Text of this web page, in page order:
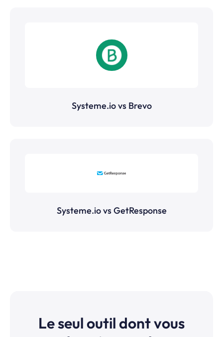
Systeme.io vs Brevo
Systeme.io vs GetResponse
Le seul outil dont vous